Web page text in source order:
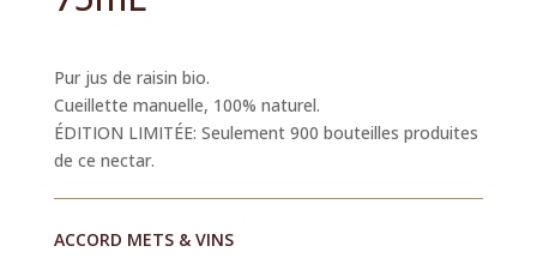
Pur jus de raisin bio.
Cueillette manuelle, 100% naturel.
ÉDITION LIMITÉE: Seulement 900 bouteilles produites
de ce nectar.
ACCORD METS & VINS